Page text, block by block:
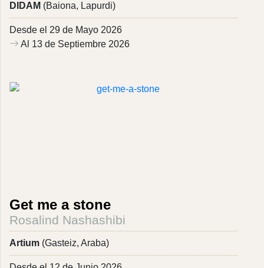
DIDAM (Baiona, Lapurdi)
Desde el 29 de Mayo 2026
Al 13 de Septiembre 2026
Get me a stone
Rosalind Nashashibi
Artium (Gasteiz, Araba)